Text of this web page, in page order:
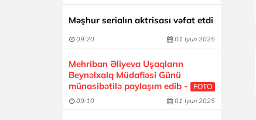
Məşhur serialın aktrisası vəfat etdi
09:20 01 İyun 2025
Mehriban Əliyeva Uşaqların
Beynəlxalq Müdafiəsi Günü
münasibətilə paylaşım edib -
FOTO
09:10
01 İyun 2025